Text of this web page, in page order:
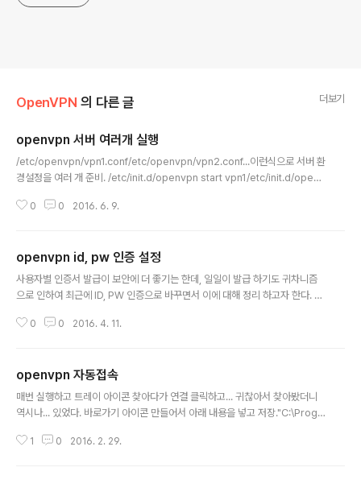
OpenVPN 의 다른 글 더보기
openvpn 서버 여러개 실행
/etc/openvpn/vpn1.conf/etc/openvpn/vpn2.conf...이런식으로 서버 환
경설정을 여러 개 준비. /etc/init.d/openvpn start vpn1/etc/init.d/openv
2.x버젼 현재 멀티코어가 지원되지 않는다. 고로 멀티 코어 활용을 위해 서버를
t/openvpn 파일을 열어서 AUTOSTART= 이라고 되어있는 부분에 아래와
같이 설정하면 된다.AUTOSTART="vpn1 vpn2" 3개..
0 0 2016. 6. 9.
openvpn id, pw 인증 설정
사용자별 인증서 발급이 보안에 더 좋기는 한데, 일일이 발급 하기도 귀차니즘
으로 인하여 최근에 ID, PW 인증으로 바꾸면서 이에 대해 정리 하고자 한다. 앞
client-cert-not-required plugin /usr/lib/openvpn/openvpn-auth-
ser-pass -----BEGIN CERTIFICATE----- ... -----END CERTIFICAT
E----- - auth-user-..
0 0 2016. 4. 11.
openvpn 자동접속
매번 실행하고 트레이 아이콘 찾아다가 연결 클릭하고... 귀찮아서 찾아봤더니
역시나... 있었다. 바로가기 아이콘 만들어서 아래 내용을 넣고 저장."C:\Progr
ovpn OpenVPN 설치 폴더 내에 config폴더C:\Program Files (x86)\Op
1 0 2016. 2. 29.